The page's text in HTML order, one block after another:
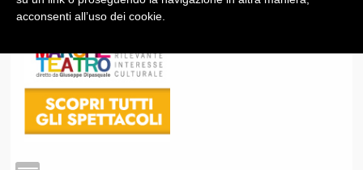
acconsenti all’uso dei cookie.